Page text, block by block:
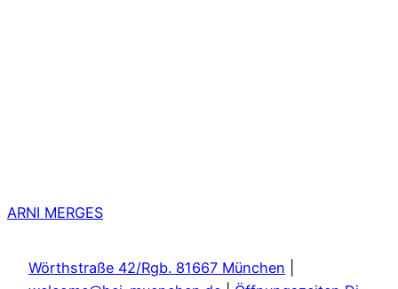
ARNI MERGES
Wörthstraße 42/Rgb. 81667 München